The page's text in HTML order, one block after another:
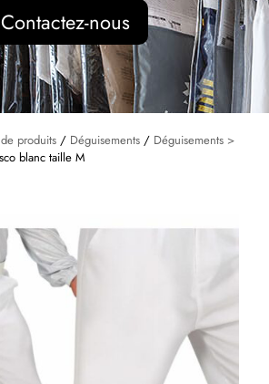
Contactez-nous
produits / Déguisements / Déguisements >
blanc taille M